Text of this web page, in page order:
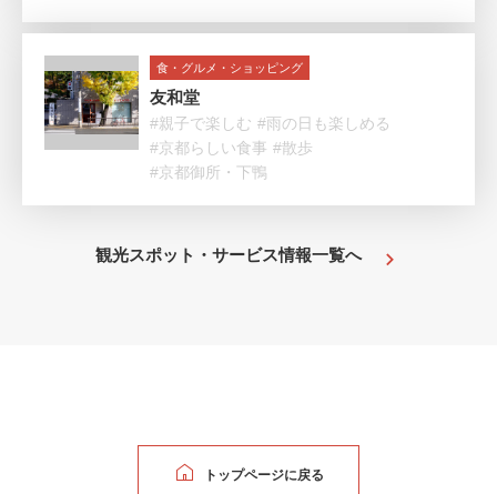
食・グルメ・ショッピング
友和堂
#親子で楽しむ #雨の日も楽しめる
#京都らしい食事 #散歩
#京都御所・下鴨
観光スポット・サービス情報一覧へ
トップページに戻る